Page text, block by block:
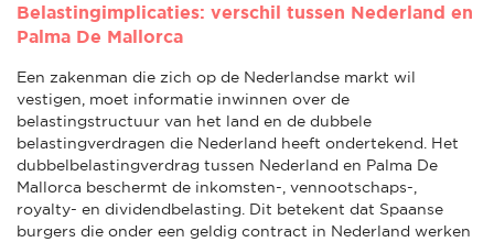
Belastingimplicaties: verschil tussen Nederland en
Palma De Mallorca
Een zakenman die zich op de Nederlandse markt wil
vestigen, moet informatie inwinnen over de
belastingstructuur van het land en de dubbele
belastingverdragen die Nederland heeft ondertekend. Het
dubbelbelastingverdrag tussen Nederland en Palma De
Mallorca beschermt de inkomsten-, vennootschaps-,
royalty- en dividendbelasting. Dit betekent dat Spaanse
burgers die onder een geldig contract in Nederland werken